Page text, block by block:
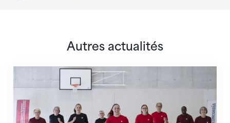
Autres actualités
CONCORDIA Fitiva : un nouveau programme